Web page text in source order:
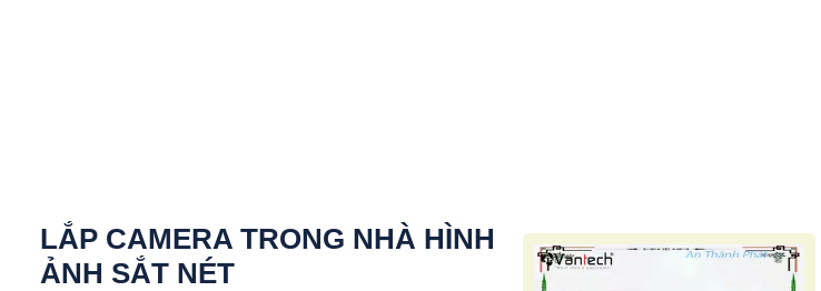
LẮP CAMERA TRONG NHÀ HÌNH
ẢNH SẮT NÉT